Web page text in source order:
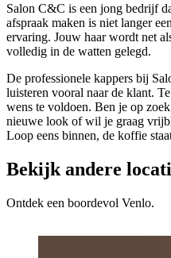
Salon C&C is een jong bedrijf
afspraak maken is niet langer
ervaring. Jouw haar wordt net
volledig in de watten gelegd.
De professionele kappers bij
luisteren vooral naar de klant.
wens te voldoen. Ben je op
nieuwe look of wil je graag
Loop eens binnen, de koffie
Bekijk andere
Ontdek een boordevol Venlo.